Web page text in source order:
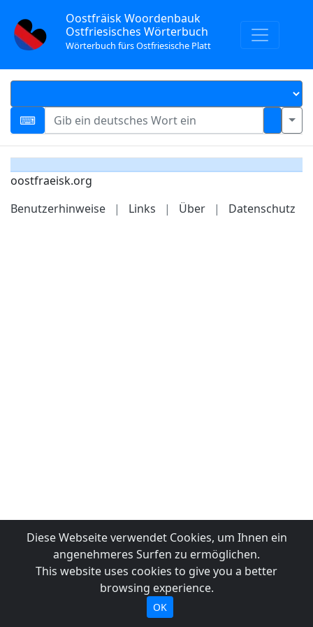
Oostfräisk Woordenbauk
Ostfriesisches Wörterbuch
Wörterbuch fürs Ostfriesische Platt
oostfraeisk.org
Benutzerhinweise
| Links | Über | Datenschutz
Diese Webseite verwendet Cookies, um Ihnen ein
angenehmeres Surfen zu ermöglichen.
This website uses cookies to give you a better
browsing experience.
OK